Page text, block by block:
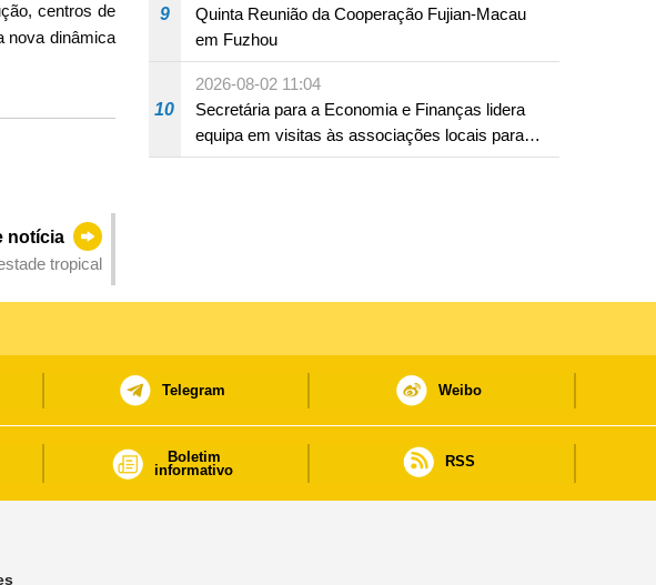
centros de
nova dinâmica
notícia
tropical
9
Quinta Reunião da Cooperação Fujian-Macau
em Fuzhou
10
2026-08-02 11:04
Secretária para a Economia e Finanças lidera
equipa em visitas às associações locais para
consolidar consensos e promover os trabalhos
Telegram Weibo
Boletim
informativo
RSS